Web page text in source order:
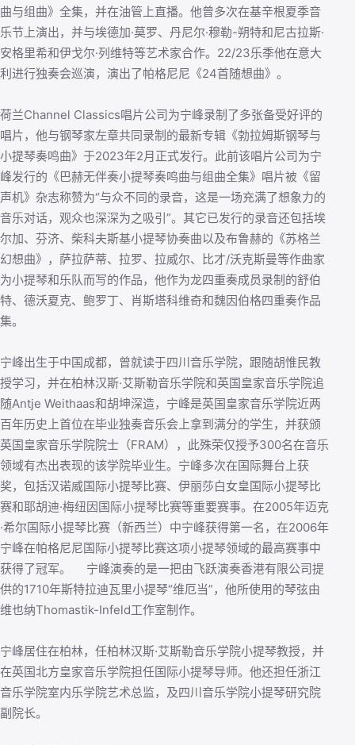
曲与组曲》全集，并在油管上直播。他曾多次在基辛根夏季音
乐节上演出，并与埃德加·莫罗、丹尼尔·穆勒-朔特和尼古拉斯·
安格里希和伊戈尔·列维特等艺术家合作。22/23乐季他在意大
利进行独奏会巡演，演出了帕格尼尼《24首随想曲》。
荷兰Channel Classics唱片公司为宁峰录制了多张备受好评的
唱片，他与钢琴家左章共同录制的最新专辑《勃拉姆斯钢琴与
小提琴奏鸣曲》于2023年2月正式发行。此前该唱片公司为宁
峰发行的《巴赫无伴奏小提琴奏鸣曲与组曲全集》唱片被《留
声机》杂志称赞为“与众不同的录音，这是一场充满了想象力的
音乐对话，观众也深深为之吸引”。其它已发行的录音还包括埃
尔加、芬济、柴科夫斯基小提琴协奏曲以及布鲁赫的《苏格兰
幻想曲》，萨拉萨蒂、拉罗、拉威尔、比才/沃克斯曼等作曲家
为小提琴和乐队而写的作品，他作为龙四重奏成员录制的舒伯
特、德沃夏克、鲍罗丁、肖斯塔科维奇和魏因伯格四重奏作品
集。
宁峰出生于中国成都，曾就读于四川音乐学院，跟随胡惟民教
授学习，并在柏林汉斯·艾斯勒音乐学院和英国皇家音乐学院追
随Antje Weithaas和胡坤深造，宁峰是英国皇家音乐学院近两
百年历史上首位在毕业独奏音乐会上拿到满分的学生，并获颁
英国皇家音乐学院院士（FRAM），此殊荣仅授予300名在音乐
领域有杰出表现的该学院毕业生。宁峰多次在国际舞台上获
奖，包括汉诺威国际小提琴比赛、伊丽莎白女皇国际小提琴比
赛和耶胡迪·梅纽因国际小提琴比赛等重要赛事。在2005年迈克
·希尔国际小提琴比赛（新西兰）中宁峰获得第一名，在2006年
宁峰在帕格尼尼国际小提琴比赛这项小提琴领域的最高赛事中
获得了冠军。 宁峰演奏的是一把由飞跃演奏香港有限公司提
供的1710年斯特拉迪瓦里小提琴“维厄当”，他所使用的琴弦由
维也纳Thomastik-Infeld工作室制作。
宁峰居住在柏林，任柏林汉斯·艾斯勒音乐学院小提琴教授，并
在英国北方皇家音乐学院担任国际小提琴导师。他还担任浙江
音乐学院室内乐学院艺术总监，及四川音乐学院小提琴研究院
副院长。